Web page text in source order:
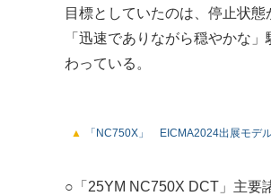
目標としていたのは、停止状
「迅速でありながら穏やかな
わっている。
「NC750X」 EICMA2024出展モデ
○「25YM NC750X DCT」主要